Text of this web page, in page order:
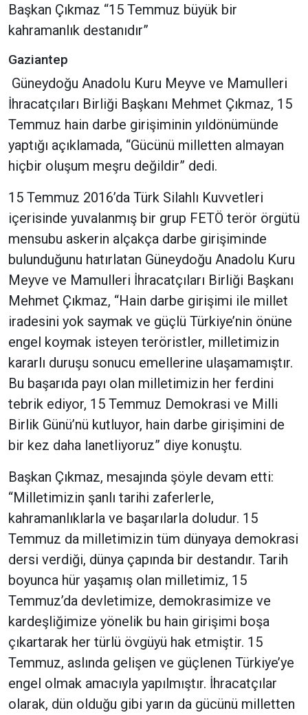
Başkan Çıkmaz “15 Temmuz büyük bir
kahramanlık destanıdır”
Gaziantep
Güneydoğu Anadolu Kuru Meyve ve Mamulleri
İhracatçıları Birliği Başkanı Mehmet Çıkmaz, 15
Temmuz hain darbe girişiminin yıldönümünde
yaptığı açıklamada, “Gücünü milletten almayan
hiçbir oluşum meşru değildir” dedi.
15 Temmuz 2016’da Türk Silahlı Kuvvetleri
içerisinde yuvalanmış bir grup FETÖ terör örgütü
mensubu askerin alçakça darbe girişiminde
bulunduğunu hatırlatan Güneydoğu Anadolu Kuru
Meyve ve Mamulleri İhracatçıları Birliği Başkanı
Mehmet Çıkmaz, “Hain darbe girişimi ile millet
iradesini yok saymak ve güçlü Türkiye’nin önüne
engel koymak isteyen teröristler, milletimizin
kararlı duruşu sonucu emellerine ulaşamamıştır.
Bu başarıda payı olan milletimizin her ferdini
tebrik ediyor, 15 Temmuz Demokrasi ve Milli
Birlik Günü’nü kutluyor, hain darbe girişimini de
bir kez daha lanetliyoruz” diye konuştu.
Başkan Çıkmaz, mesajında şöyle devam etti:
“Milletimizin şanlı tarihi zaferlerle,
kahramanlıklarla ve başarılarla doludur. 15
Temmuz da milletimizin tüm dünyaya demokrasi
dersi verdiği, dünya çapında bir destandır. Tarih
boyunca hür yaşamış olan milletimiz, 15
Temmuz’da devletimize, demokrasimize ve
kardeşliğimize yönelik bu hain girişimi boşa
çıkartarak her türlü övgüyü hak etmiştir. 15
Temmuz, aslında gelişen ve güçlenen Türkiye’ye
engel olmak amacıyla yapılmıştır. İhracatçılar
olarak, dün olduğu gibi yarın da gücünü milletten